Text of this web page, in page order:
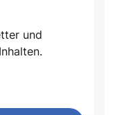
und